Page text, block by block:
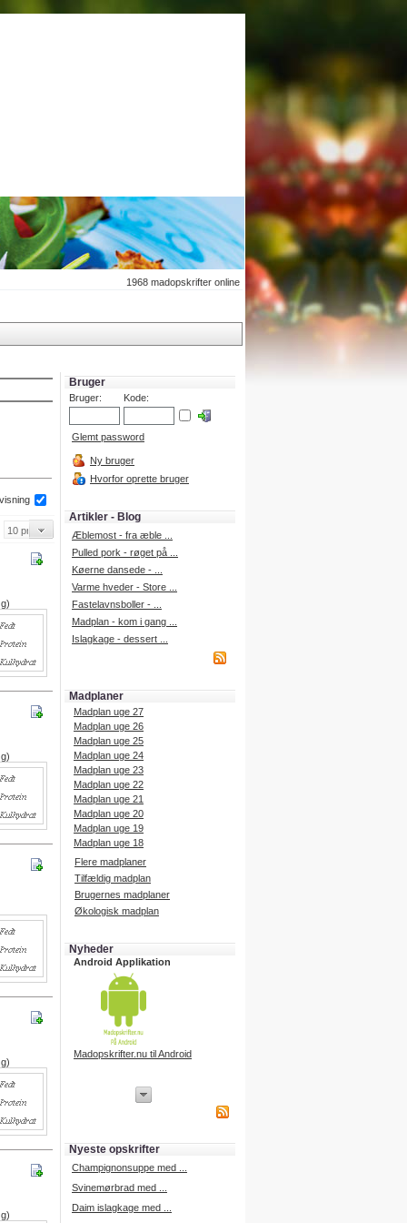
1968 madopskrifter online
Bruger
Bruger: Kode:
Glemt password
Ny bruger
Hvorfor oprette bruger
Artikler - Blog
Æblemost - fra æble ...
Pulled pork - røget på ...
Køerne dansede - ...
Varme hveder - Store ...
Fastelavnsboller - ...
Madplan - kom i gang ...
Islagkage - dessert ...
Madplaner
Madplan uge 27
Madplan uge 26
Madplan uge 25
Madplan uge 24
Madplan uge 23
Madplan uge 22
Madplan uge 21
Madplan uge 20
Madplan uge 19
Madplan uge 18
Flere madplaner
Tilfældig madplan
Brugernes madplaner
Økologisk madplan
Nyheder
Android Applikation
Madopskrifter.nu til Android
iPhone udvikling
Nyeste opskrifter
Champignonsuppe med ...
Svinemørbrad med ...
Daim islagkage med ...